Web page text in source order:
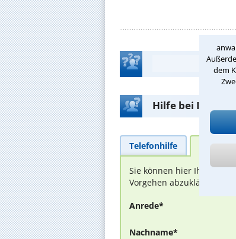
dem
Hilfe bei Ihrer
Telefonhilfe
Sie können hier Ihren
Vorgehen abzuklären.
Anrede*
Nachname*